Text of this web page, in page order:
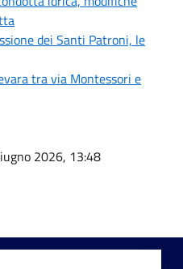
dei Santi Patroni, le
tra via Montessori e
2026, 13:48